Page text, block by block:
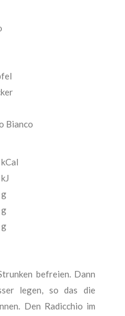
Bianco
kCal
kJ
g
g
g
befreien. Dann
legen, so das die
Den Radicchio im